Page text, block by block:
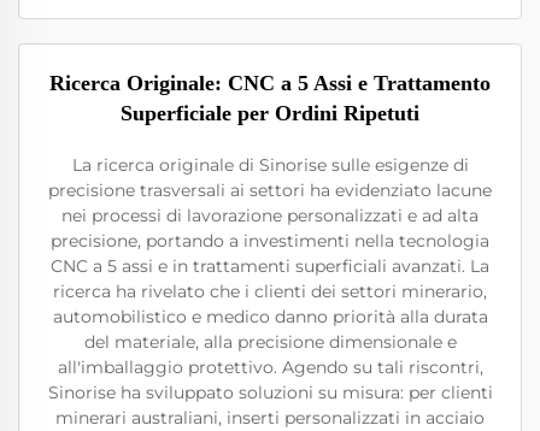
Ricerca Originale: CNC a 5 Assi e Trattamento
Superficiale per Ordini Ripetuti
La ricerca originale di Sinorise sulle esigenze di
precisione trasversali ai settori ha evidenziato lacune
nei processi di lavorazione personalizzati e ad alta
precisione, portando a investimenti nella tecnologia
CNC a 5 assi e in trattamenti superficiali avanzati. La
ricerca ha rivelato che i clienti dei settori minerario,
automobilistico e medico danno priorità alla durata
del materiale, alla precisione dimensionale e
all'imballaggio protettivo. Agendo su tali riscontri,
Sinorise ha sviluppato soluzioni su misura: per clienti
minerari australiani, inserti personalizzati in acciaio